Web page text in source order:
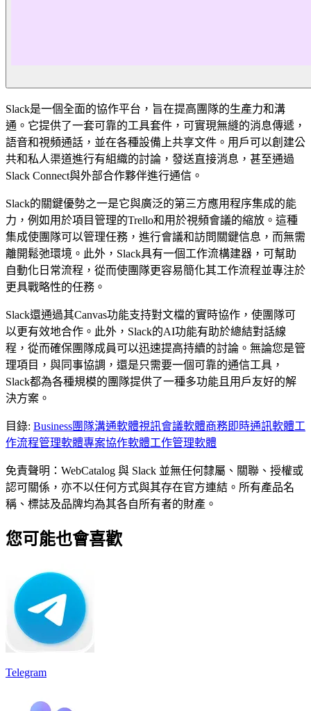
Slack是一個全面的協作平台，旨在提高團隊的生產力和溝
通。它提供了一套可靠的工具套件，可實現無縫的消息傳遞，
語音和視頻通話，並在各種設備上共享文件。用戶可以創建公
共和私人渠道進行有組織的討論，發送直接消息，甚至通過
Slack Connect與外部合作夥伴進行通信。
Slack的關鍵優勢之一是它與廣泛的第三方應用程序集成的能
力，例如用於項目管理的Trello和用於視頻會議的縮放。這種
集成使團隊可以管理任務，進行會議和訪問關鍵信息，而無需
離開鬆弛環境。此外，Slack具有一個工作流構建器，可幫助
自動化日常流程，從而使團隊更容易簡化其工作流程並專注於
更具戰略性的任務。
Slack還通過其Canvas功能支持對文檔的實時協作，使團隊可
以更有效地合作。此外，Slack的AI功能有助於總結對話線
程，從而確保團隊成員可以迅速提高持續的討論。無論您是管
理項目，與同事協調，還是只需要一個可靠的通信工具，
Slack都為各種規模的團隊提供了一種多功能且用戶友好的解
決方案。
目錄: Business團隊溝通軟體視訊會議軟體商務即時通訊軟體工
作流程管理軟體專案協作軟體工作管理軟體
免責聲明：WebCatalog 與 Slack 並無任何隸屬、關聯、授權或
認可關係，亦不以任何方式與其存在官方連結。所有產品名
稱、標誌及品牌均為其各自所有者的財產。
您可能也會喜歡
Telegram